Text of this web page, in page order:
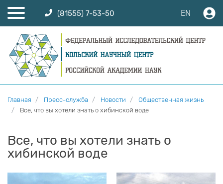
(81555) 7-53-50 EN
Главная Пресс-служба Новости
Общественная жизнь
Все, что вы хотели знать о хибинской воде
Все, что вы хотели знать о
хибинской воде